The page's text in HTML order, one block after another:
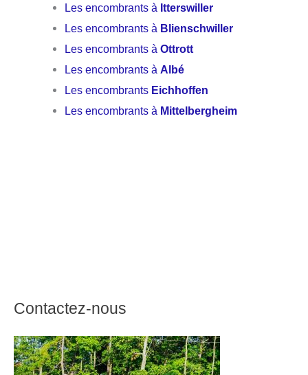
Les encombrants à Itterswiller
Les encombrants à Blienschwiller
Les encombrants àOttrott
Les encombrants àAlbé
Les encombrants Eichhoffen
Les encombrants à Mittelbergheim
Contactez-nous